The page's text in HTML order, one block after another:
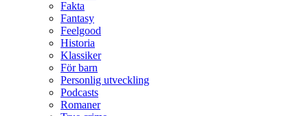
Fakta
Fantasy
Feelgood
Historia
Klassiker
För barn
Personlig utveckling
Podcasts
Romaner